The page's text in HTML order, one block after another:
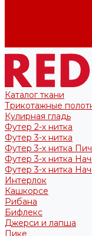
Каталог ткани
Трикотажные
Кулирная гладь
Футер 2-х нитка
Футер 3-х нитка
Футер 3-х нитка
Футер 3-х нитка
Футер 3-х нитка
Интерлок
Кашкорсе
Рибана
Бифлекс
Джерси и лапша
Пике